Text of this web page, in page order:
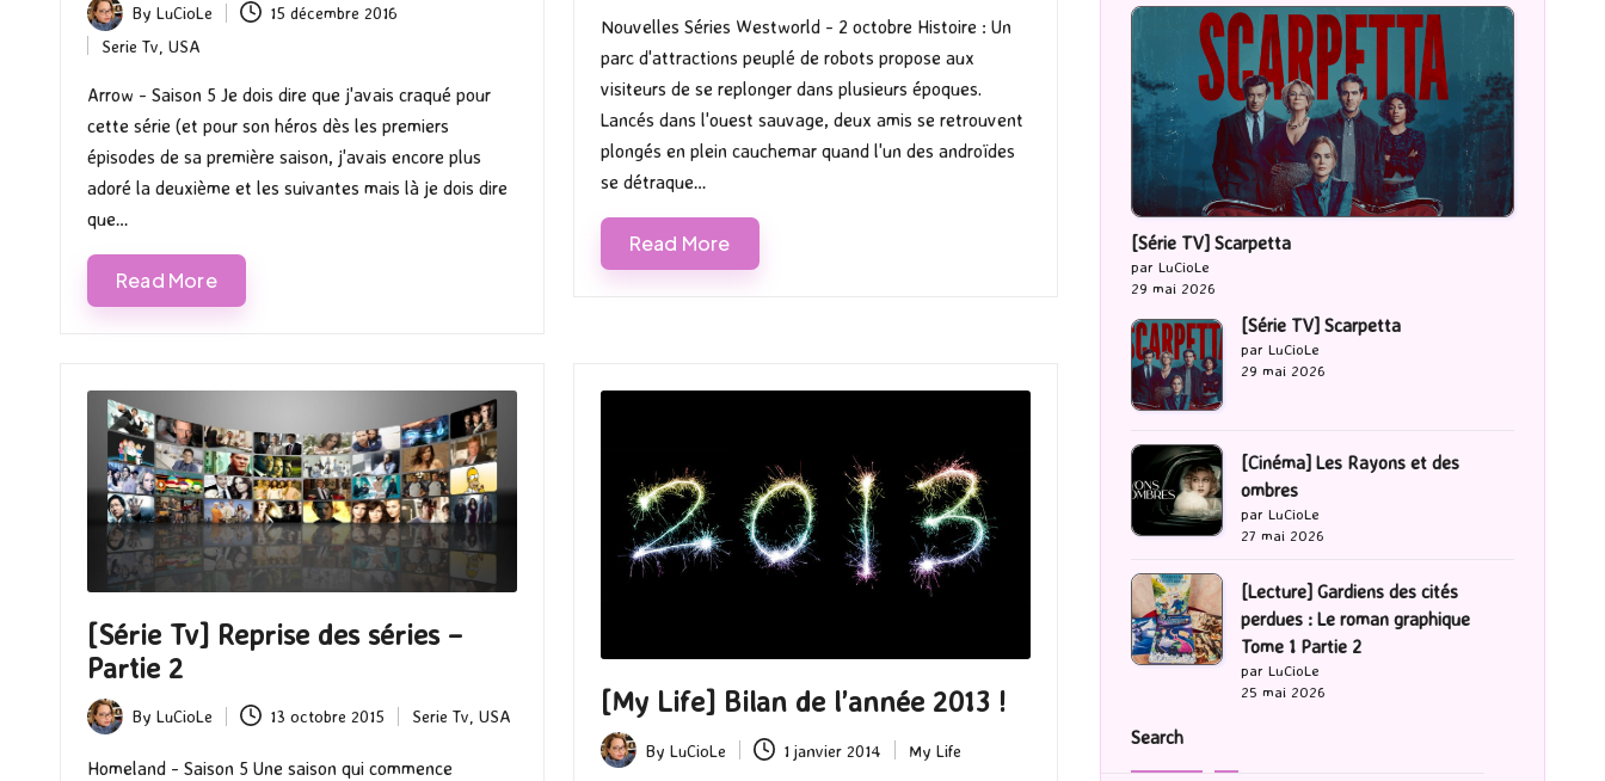
Posted
by
By LuCioLe 15 décembre 2016
Posted
in
Serie Tv USA
Arrow - Saison 5 Je dois dire que j'avais craqué pour
cette série (et pour son héros dès les premiers
épisodes de sa première saison, j'avais encore plus
adoré la deuxième et les suivantes mais là je dois dire
que…
Read More
by
in
Nouvelles Séries Westworld - 2 octobre Histoire : Un
parc d'attractions peuplé de robots propose aux
visiteurs de se replonger dans plusieurs époques.
Lancés dans l'ouest sauvage, deux amis se retrouvent
plongés en plein cauchemar quand l'un des androïdes
se détraque…
Read More
[Série Tv] Reprise des séries –
Partie 2
Posted
by
By LuCioLe 13 octobre 2015
Posted
Serie Tv ,USA
Homeland - Saison 5 Une saison qui commence
[My Life] Bilan de l’année 2013 !
Posted
By LuCioLe 1 janvier 2014
Posted
My Life
[Série TV] Scarpetta
par LuCioLe
29 mai 2026
[Série TV] Scarpetta
par LuCioLe
29 mai 2026
[Cinéma] Les Rayons et des
ombres
par LuCioLe
27 mai 2026
[Lecture] Gardiens des cités
perdues : Le roman graphique
Tome 1 Partie 2
par LuCioLe
25 mai 2026
Search